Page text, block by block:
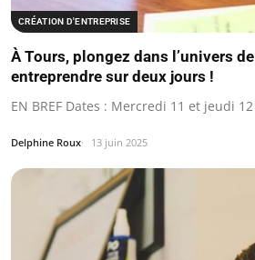
CRÉATION D'ENTREPRISE
À Tours, plongez dans l’univers
entreprendre sur deux jours !
EN BREF Dates : Mercredi 11 et jeudi
Delphine Roux 13 juin 2025